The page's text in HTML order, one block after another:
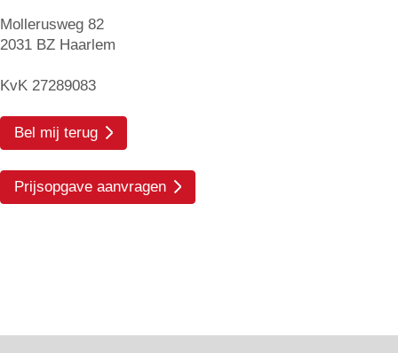
Mollerusweg 82
2031 BZ Haarlem
KvK 27289083
Bel mij terug
Prijsopgave aanvragen